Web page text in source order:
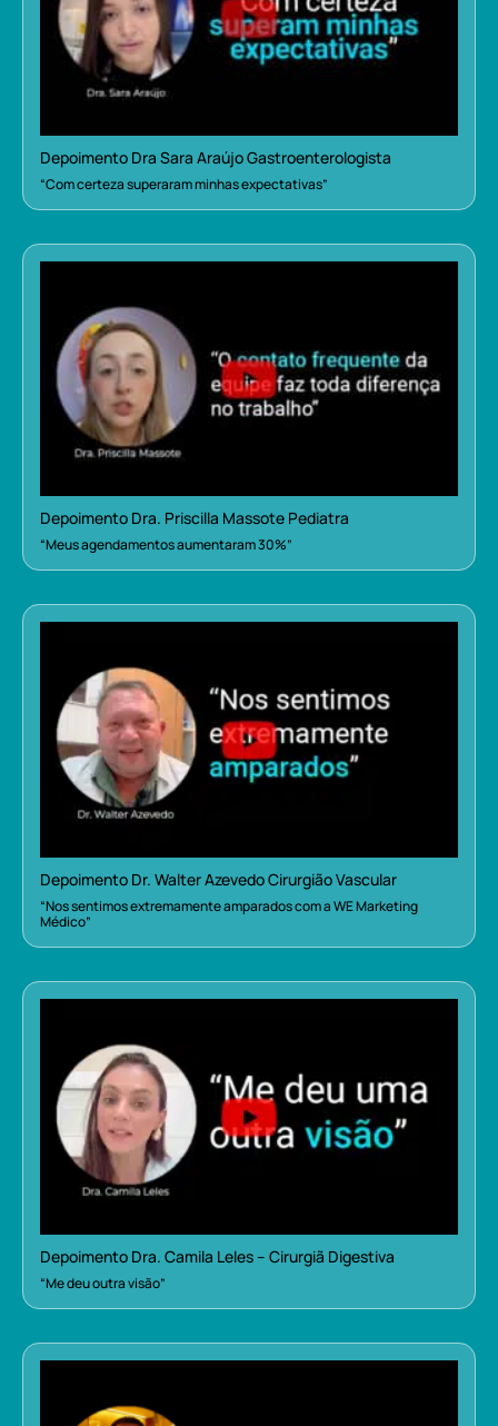
Depoimento Dra Sara Araújo Gastroenterologista
“Com certeza superaram minhas expectativas”
Depoimento Dra. Priscilla Massote Pediatra
“Meus agendamentos aumentaram 30%”
Depoimento Dr. Walter Azevedo Cirurgião Vascular
“Nos sentimos extremamente amparados com a WE Marketing
Médico”
Depoimento Dra. Camila Leles – Cirurgiã Digestiva
“Me deu outra visão”